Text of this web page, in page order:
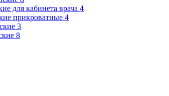
для кабинета врача 4
прикроватные 4
3
8